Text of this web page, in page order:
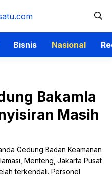
Bisnis Nasional
Bakamla
Masih
Gedung Badan Keamanan
Menteng, Jakarta Pusat
terkendali. Personel